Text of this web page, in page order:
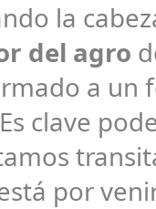
la
del agro
a un
clave
por